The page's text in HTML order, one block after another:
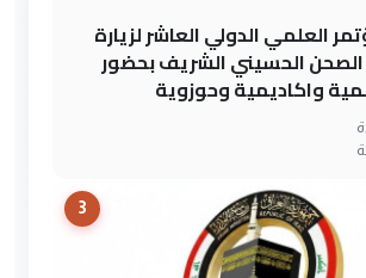
العلمي الدولي العاشر لزيارة
الصحن الحسيني الشريف بحضور
واكاديمية وحوزوية
3